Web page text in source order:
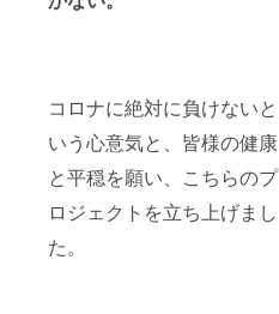
コロナに絶対に負けないと
いう心意気と、皆様の健康
と平穏を願い、こちらのプ
ロジェクトを立ち上げまし
た。